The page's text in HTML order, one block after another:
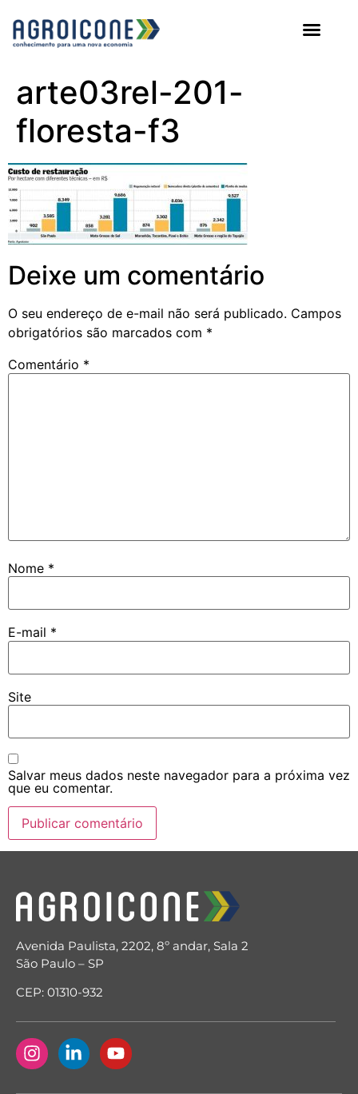
arte03rel-201-
floresta-f3
Deixe um comentário
O seu endereço de e-mail não será publicado. Campos
obrigatórios são marcados com *
Comentário *
Nome *
E-mail *
Site
Salvar meus dados neste navegador para a próxima vez
que eu comentar.
Avenida Paulista, 2202, 8º andar, Sala 2
São Paulo – SP
CEP: 01310-932